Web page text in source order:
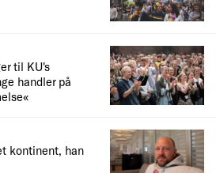
til KU's
handler på
kontinent, han